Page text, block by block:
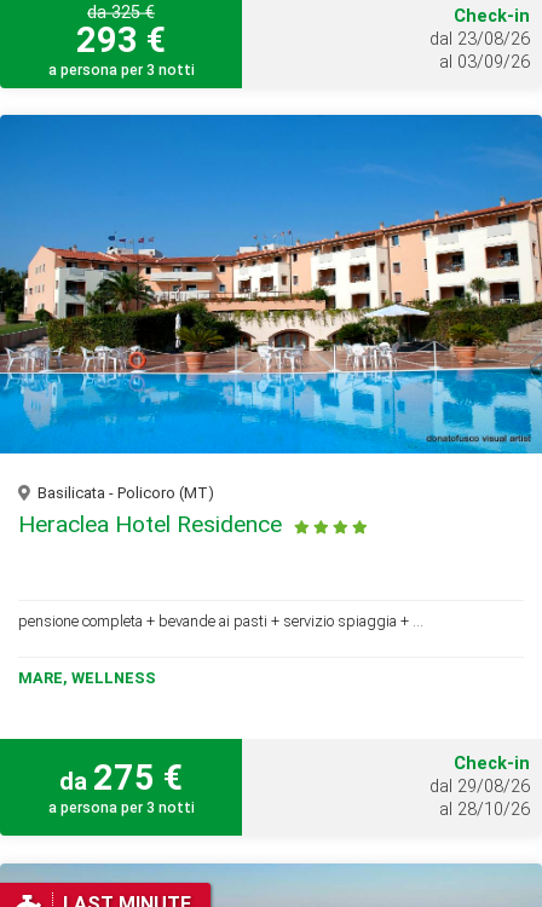
da 325 €
293 €
a persona per 3 notti
Check-in
dal 23/08/26
al 03/09/26
Basilicata - Policoro (MT)
Heraclea Hotel Residence
pensione completa + bevande ai pasti + servizio spiaggia + ...
MARE, WELLNESS
da 275 €
a persona per 3 notti
Check-in
dal 29/08/26
al 28/10/26